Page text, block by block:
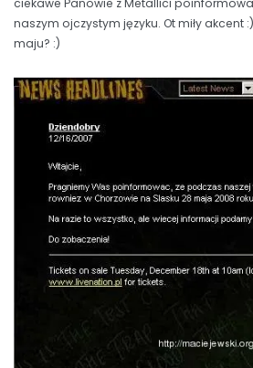
naszym ojczystym języku. Ot miły akcent
maju? :)